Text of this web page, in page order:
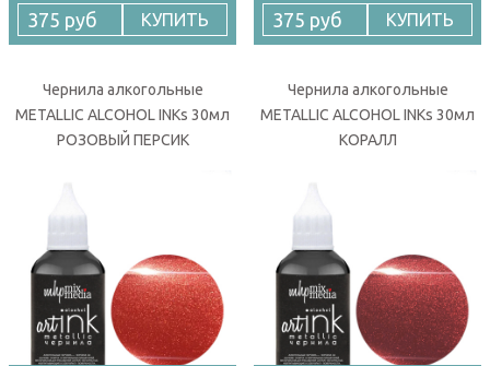
375 руб КУПИТЬ
Чернила алкогольные
METALLIC ALCOHOL INKs 30мл
РОЗОВЫЙ ПЕРСИК
375 руб КУПИТЬ
Чернила алкогольные
METALLIC ALCOHOL INKs 30мл
КОРАЛЛ